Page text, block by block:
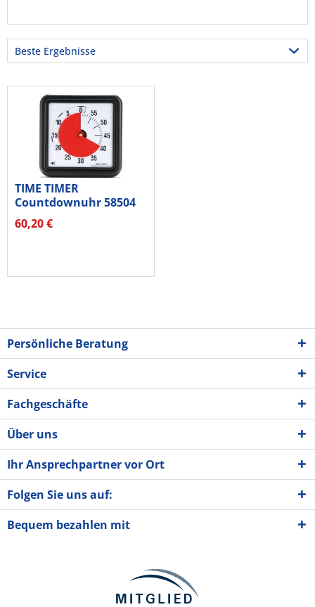
TIME TIMER
Countdownuhr 58504
18cm
60,20 €
Persönliche Beratung
Service
Fachgeschäfte
Über uns
Ihr Ansprechpartner vor Ort
Folgen Sie uns auf:
Bequem bezahlen mit